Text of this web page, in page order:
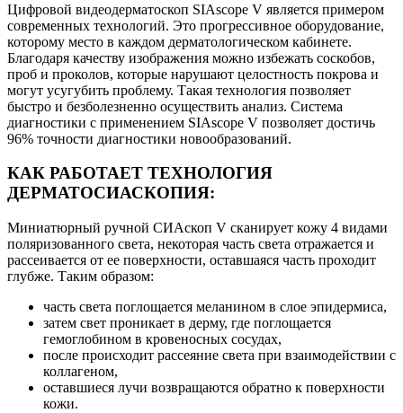
Цифровой видеодерматоскоп SIAscope V является примером
современных технологий. Это прогрессивное оборудование,
которому место в каждом дерматологическом кабинете.
Благодаря качеству изображения можно избежать соскобов,
проб и проколов, которые нарушают целостность покрова и
могут усугубить проблему. Такая технология позволяет
быстро и безболезненно осуществить анализ. Система
диагностики с применением SIAscope V позволяет достичь
96% точности диагностики новообразований.
КАК РАБОТАЕТ ТЕХНОЛОГИЯ
ДЕРМАТОСИАСКОПИЯ:
Миниатюрный ручной СИАскоп V сканирует кожу 4 видами
поляризованного света, некоторая часть света отражается и
рассеивается от ее поверхности, оставшаяся часть проходит
глубже. Таким образом:
часть света поглощается меланином в слое эпидермиса,
затем свет проникает в дерму, где поглощается
гемоглобином в кровеносных сосудах,
после происходит рассеяние света при взаимодействии с
коллагеном,
оставшиеся лучи возвращаются обратно к поверхности
кожи.